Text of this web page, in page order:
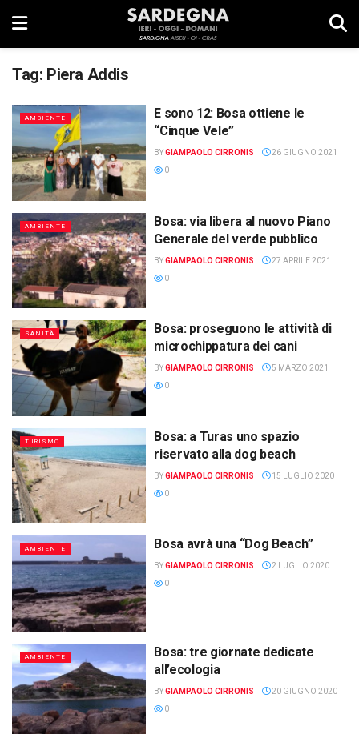
Tag: Piera Addis
AMBIENTE
E sono 12: Bosa ottiene le
“Cinque Vele”
BYGIAMPAOLO CIRRONIS
26 GIUGNO 2021
0
AMBIENTE
Bosa: via libera al nuovo Piano
Generale del verde pubblico
BYGIAMPAOLO CIRRONIS
27 APRILE 2021
0
SANITÀ
Bosa: proseguono le attività di
microchippatura dei cani
BYGIAMPAOLO CIRRONIS
5 MARZO 2021
0
TURISMO
Bosa: a Turas uno spazio
riservato alla dog beach
BYGIAMPAOLO CIRRONIS
15 LUGLIO 2020
0
AMBIENTE Bosa avrà una “Dog Beach”
BYGIAMPAOLO CIRRONIS
2 LUGLIO 2020
0
AMBIENTE
Bosa: tre giornate dedicate
all’ecologia
BYGIAMPAOLO CIRRONIS
20 GIUGNO 2020
0